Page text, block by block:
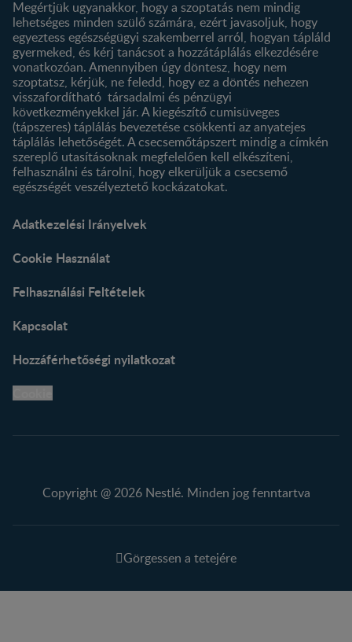
Megértjük ugyanakkor, hogy a szoptatás nem mindig
lehetséges minden szülő számára, ezért javasoljuk, hogy
egyeztess egészségügyi szakemberrel arról, hogyan tápláld
gyermeked, és kérj tanácsot a hozzátáplálás elkezdésére
vonatkozóan. Amennyiben úgy döntesz, hogy nem
szoptatsz, kérjük, ne feledd, hogy ez a döntés nehezen
visszafordítható társadalmi és pénzügyi
következményekkel jár. A kiegészítő cumisüveges
(tápszeres) táplálás bevezetése csökkenti az anyatejes
táplálás lehetőségét. A csecsemőtápszert mindig a címkén
szereplő utasításoknak megfelelően kell elkészíteni,
felhasználni és tárolni, hogy elkerüljük a csecsemő
egészségét veszélyeztető kockázatokat.
Adatkezelési Irányelvek
Cookie Használat
Felhasználási Feltételek
Kapcsolat
Hozzáférhetőségi nyilatkozat
Copyright @ 2026 Nestlé. Minden jog fenntartva
Görgessen a tetejére